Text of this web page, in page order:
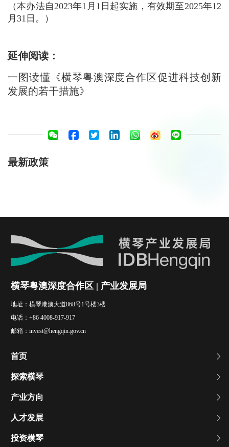
（本办法自2023年1月1日起实施，有效期至2025年12
月31日。）
延伸阅读：
一图读懂《横琴粤澳深度合作区促进科技创新
发展的若干措施》
最新政策
横琴粤澳深度合作区 | 产业发展局
地址： 横琴港澳大道868号1号楼3楼
电话： +86 4008-917-917
邮箱： invest@hengqin.gov.cn
首页
探索横琴
产业方向
人才发展
投资横琴